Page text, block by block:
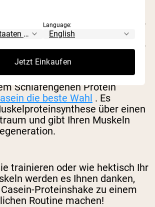
oder nach dem
tolle Optionen. Es hängt nur
Rest des Tages aussieht und
strukturiert sind. Egal, wofür
es ist ein Gewinn!
Schlafengehen Protein
die beste Wahl . Es
über einen
und gibt Ihren Muskeln
trainieren oder wie hektisch Ihr
werden es Ihnen danken,
Proteinshake zu einem
Routine machen!
Language:
Jetzt Einkaufen